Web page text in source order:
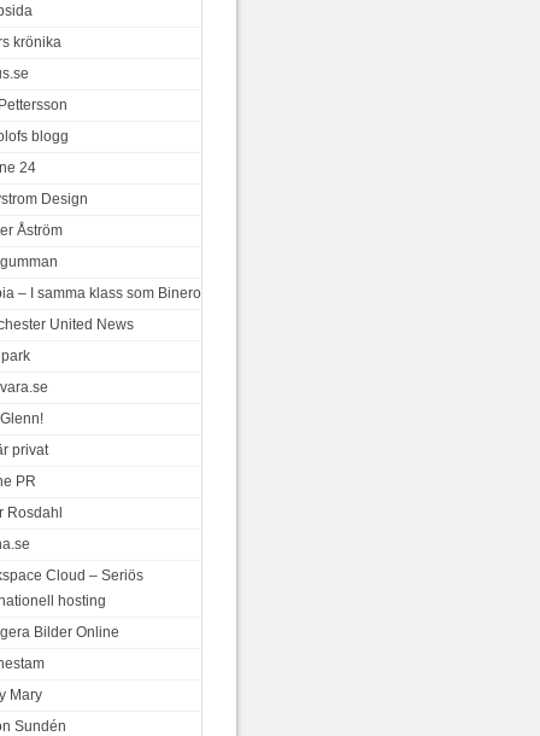
krönika
blogg
24
Design
Åström
– I samma klass som Binero
United News
privat
PR
Rosdahl
Cloud – Seriös
hosting
Bilder Online
Mary
Sundén